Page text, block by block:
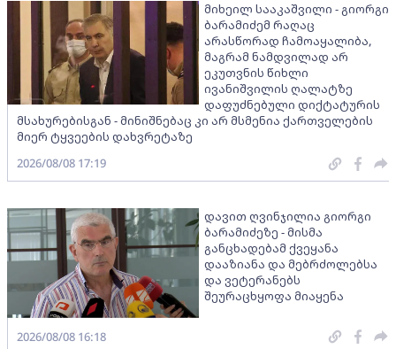
მიხეილ სააკაშვილი - გიორგი
ბარამიძემ რაღაც
არასწორად ჩამოაყალიბა,
მაგრამ ნამდვილად არ
ეკუთვნის წიხლი
ივანიშვილის ღალატზე
დაფუძნებული დიქტატურის
მსახურებისგან - მინიშნებაც კი არ მსმენია ქართველების
მიერ ტყვეების დახვრეტაზე
2026/08/08 17:19
დავით ღვინჯილია გიორგი
ბარამიძეზე - მისმა
განცხადებამ ქვეყანა
დააზიანა და მებრძოლებსა
და ვეტერანებს
შეურაცხყოფა მიაყენა
2026/08/08 16:18